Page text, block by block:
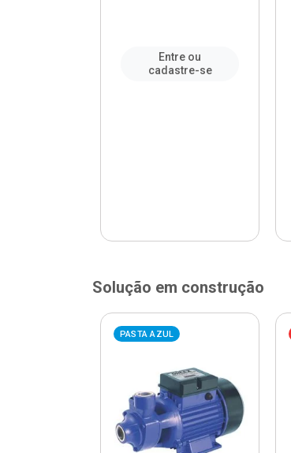
Entre ou
cadastre-se
Solução em construção
PASTA AZUL